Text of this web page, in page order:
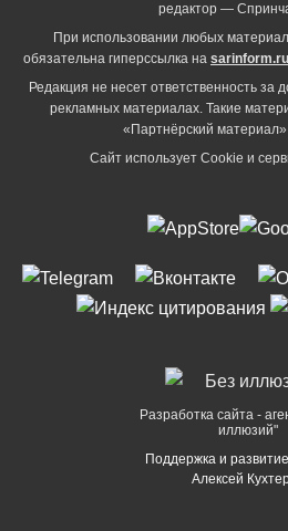
редактор —
При использовании любых
обязательна гиперссылка на sarinform.ru
Редакция не несет ответственность за
рекламных материалах. Такие
«Партнёрский
Сайт использует Cookie и
Разработка сайта -
иллюзий"
Поддержка и
Алексей